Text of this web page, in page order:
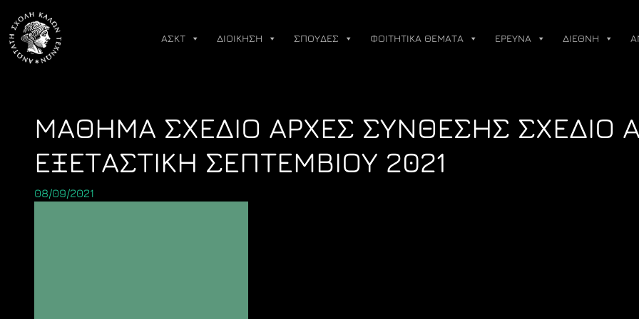
content
ΑΣΚΤ ΔΙΟΙΚΗΣΗ ΣΠΟΥΔΕΣ ΦΟΙΤΗΤΙΚΑ ΘΕΜΑΤΑ ΕΡΕΥΝΑ ΔΙΕΘΝΗ
ΜΑΘΗΜΑ ΣΧΕΔΙΟ ΑΡΧΕΣ ΣΥΝΘΕΣΗΣ ΣΧΕΔΙΟ
ΕΞΕΤΑΣΤΙΚΗ ΣΕΠΤΕΜΒΙΟΥ 2021
08/09/2021